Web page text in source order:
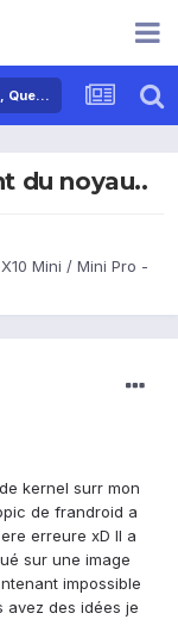
Sony Ericsson Xperia X10 Mini / Mini Pro - Aides, Questions & Réponses
du noyau..
Mini / Mini Pro -
kernel surr mon
de frandroid a
erreure xD Il a
sur une image
impossible
avez des idées je